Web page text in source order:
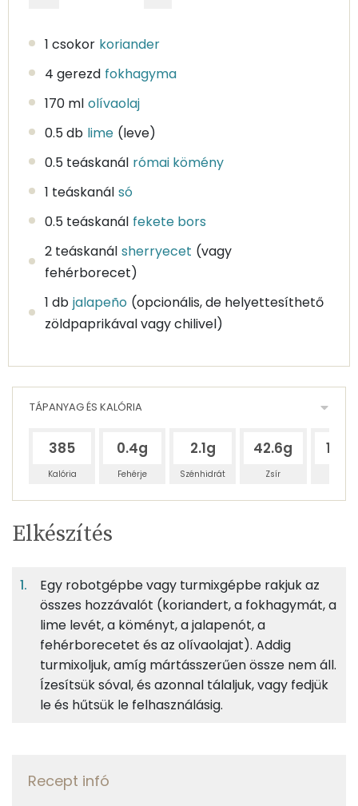
1 csokor koriander
4 gerezd fokhagyma
170 ml olívaolaj
0.5 db lime (leve)
0.5 teáskanál római kömény
1 teáskanál só
0.5 teáskanál fekete bors
2 teáskanál sherryecet (vagy
fehérborecet)
1 db jalapeño (opcionális, de helyettesíthető
zöldpaprikával vagy chilivel)
TÁPANYAG ÉS KALÓRIA
385
Kalória
0.4g
Fehérje
2.1g
Szénhidrát
42.6g
Zsír
Egy
adagban
0%
Fehérje
3%
Szénhidrát
70%
8gkoriander
2 kcal
3gfokhagyma
4 kcal
TÁPANYAGTARTALOM
Egy
adagban
4
adagban
100
grammban
0%
Fehérje
3%
Szénhidrát
70%
Zsír
26%
Víz
TOP ásványi anyagok
Foszfor
Elkészítés
Egy robotgépbe vagy turmixgépbe rakjuk az
összes hozzávalót (koriandert, a fokhagymát, a
lime levét, a köményt, a jalapenót, a
fehérborecetet és az olívaolajat). Addig
turmixoljuk, amíg mártásszerűen össze nem áll.
Ízesítsük sóval, és azonnal tálaljuk, vagy fedjük
le és hűtsük le felhasználásig.
Recept infó